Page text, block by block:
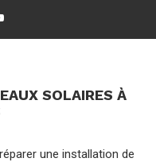
SOLAIRES À
une installation de